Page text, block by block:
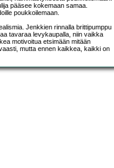
pääsee kokemaan samaa.
poukkoilemaan.
Jenkkien rinnalla brittipumppu
tavaraa levykaupalla, niin vaikka
motivoitua etsimään mitään
mutta ennen kaikkea, kaikki on